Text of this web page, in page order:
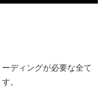
ディングが必要な全て
。